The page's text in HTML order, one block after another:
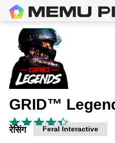
रेसिंग Feral Interactive